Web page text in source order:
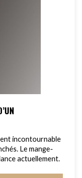
incontournable
Le mange-
actuellement.